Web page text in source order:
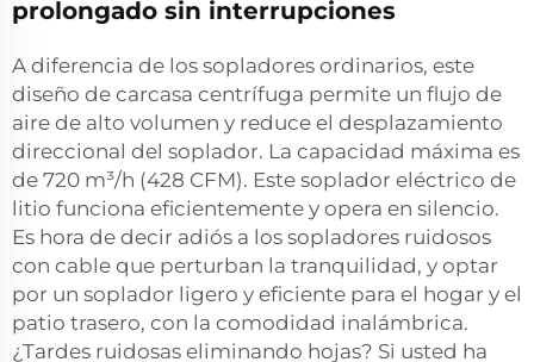
prolongado sin interrupciones
A diferencia de los sopladores ordinarios, este
diseño de carcasa centrífuga permite un flujo de
aire de alto volumen y reduce el desplazamiento
direccional del soplador. La capacidad máxima es
de 720 m³/h (428 CFM). Este soplador eléctrico de
litio funciona eficientemente y opera en silencio.
Es hora de decir adiós a los sopladores ruidosos
con cable que perturban la tranquilidad, y optar
por un soplador ligero y eficiente para el hogar y el
patio trasero, con la comodidad inalámbrica.
¿Tardes ruidosas eliminando hojas? Si usted ha